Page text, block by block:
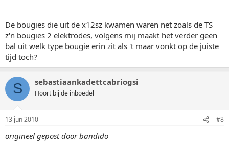
De bougies die uit de x12sz kwamen waren net zoals de TS
z'n bougies 2 elektrodes, volgens mij maakt het verder geen
bal uit welk type bougie erin zit als 't maar vonkt op de juiste
tijd toch?
S sebastiaankadettcabriogsi
Hoort bij de inboedel
13 jun 2010 #8
origineel gepost door bandido